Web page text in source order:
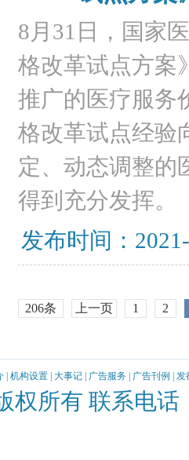
8月31日，国家
格改革试点方案
推广的医疗服务
格改革试点经验
定、动态调整的
得到充分发挥。
发布时间：
206条 上一页 1 2
机构设置 大事记 广告服务 广告刊例 发
权所有 联系电话